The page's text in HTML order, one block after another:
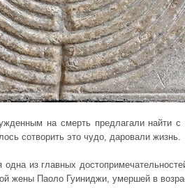
на смерть предлагали найти с
сотворить это чудо, даровали жизнь.
одна из главных
жены Паоло Гуиниджи, умершей в